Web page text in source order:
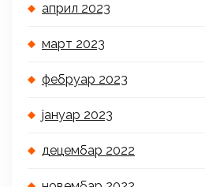
април 2023
март 2023
фебруар 2023
јануар 2023
децембар 2022